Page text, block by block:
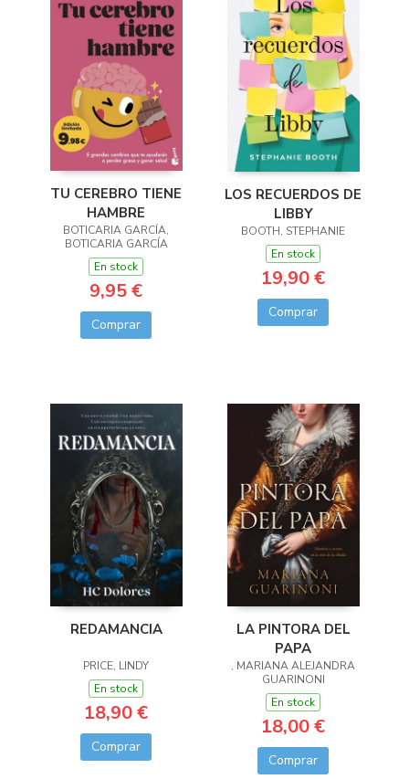
TU CEREBRO TIENE
HAMBRE
BOTICARIA GARCÍA,
BOTICARIA GARCÍA
En stock
9,95 €
Comprar
LOS RECUERDOS DE
LIBBY
BOOTH, STEPHANIE
En stock
19,90 €
Comprar
REDAMANCIA
PRICE, LINDY
En stock
18,90 €
Comprar
LA PINTORA DEL
PAPA
, MARIANA ALEJANDRA
GUARINONI
En stock
18,00 €
Comprar